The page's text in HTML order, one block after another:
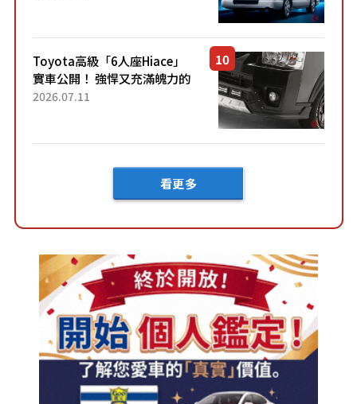
車？...
Toyota高級「6人座Hiace」
實車公開！ 強悍又充滿魄力的
「全黑設計」搭配特別「豪華
2026.07.11
看更多